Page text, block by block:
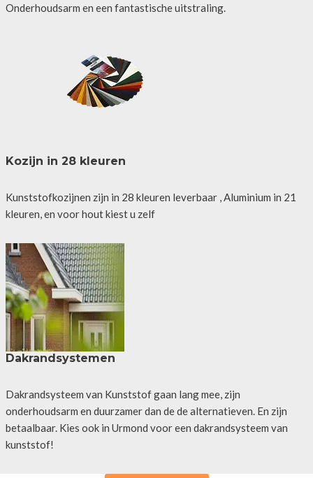
Onderhoudsarm en een fantastische uitstraling.
Kozijn in 28 kleuren
Kunststofkozijnen zijn in 28 kleuren leverbaar , Aluminium in 21
kleuren, en voor hout kiest u zelf
Dakrandsystemen
Dakrandsysteem van Kunststof gaan lang mee, zijn
onderhoudsarm en duurzamer dan de de alternatieven. En zijn
betaalbaar. Kies ook in Urmond voor een dakrandsysteem van
kunststof!